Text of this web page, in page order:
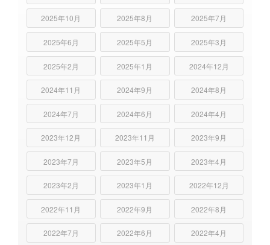
2025年10月 2025年8月 2025年7月
2025年6月 2025年5月 2025年3月
2025年2月 2025年1月 2024年12月
2024年11月 2024年9月 2024年8月
2024年7月 2024年6月 2024年4月
2023年12月 2023年11月 2023年9月
2023年7月 2023年5月 2023年4月
2023年2月 2023年1月 2022年12月
2022年11月 2022年9月 2022年8月
2022年7月 2022年6月 2022年4月